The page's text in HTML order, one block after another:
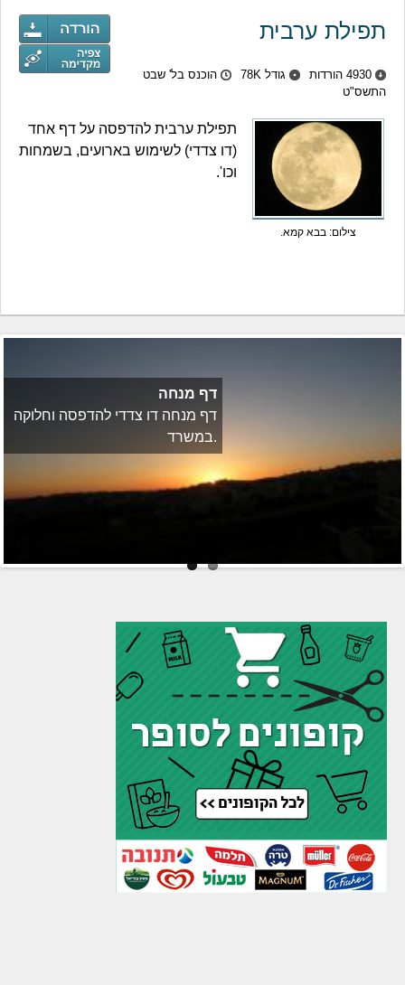
תפילת ערבית
4930 הורדות גודל 78K
הוכנס בל' שבט
התשס"ט
צילום: בבא קמא.
תפילת ערבית להדפסה על דף אחד
(דו צדדי) לשימוש בארועים, בשמחות
וכו'.
דף מנחה
דף מנחה דו צדדי להדפסה וחלוקה
במשרד.